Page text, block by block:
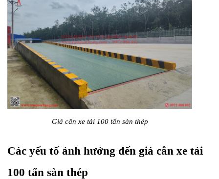
Giá cân xe tải 100 tấn sàn thép
Các yếu tố ảnh hưởng đến giá cân xe tải
100 tấn sàn thép